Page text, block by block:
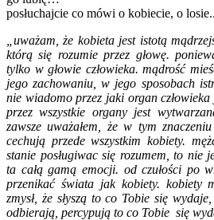
posłuchajcie co mówi o kobiecie, o
„uważam, że kobieta jest istotą
którą się rozumie przez głowę.
tylko w głowie człowieka. mądrość
jego zachowaniu, w jego sposobach
nie wiadomo przez jaki organ
przez wszystkie organy jest
zawsze uważałem, że w tym
cechują przede wszystkim kobiety.
stanie posługiwac się rozumem, to nie
ta całą gamą emocji. od czułości po
przenikać świata jak kobiety. kobiety
zmysł, że słyszą to co Tobie się
odbierają, percypują to co Tobie się